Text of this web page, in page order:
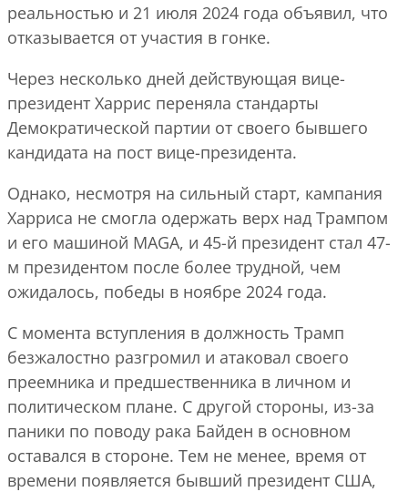
реальностью и 21 июля 2024 года объявил, что
отказывается от участия в гонке.
Через несколько дней действующая вице-
президент Харрис переняла стандарты
Демократической партии от своего бывшего
кандидата на пост вице-президента.
Однако, несмотря на сильный старт, кампания
Харриса не смогла одержать верх над Трампом
и его машиной MAGA, и 45-й президент стал 47-
м президентом после более трудной, чем
ожидалось, победы в ноябре 2024 года.
С момента вступления в должность Трамп
безжалостно разгромил и атаковал своего
преемника и предшественника в личном и
политическом плане. С другой стороны, из-за
паники по поводу рака Байден в основном
оставался в стороне. Тем не менее, время от
времени появляется бывший президент США,